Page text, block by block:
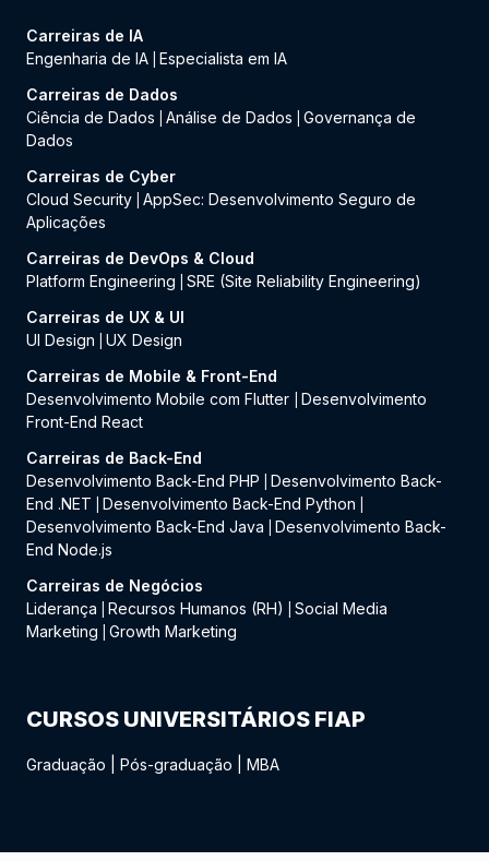
Carreiras de IA
Engenharia de IA Especialista em IA
Carreiras de Dados
Ciência de Dados
Análise de Dados
Governança de
Dados
Carreiras de Cyber
Cloud Security AppSec: Desenvolvimento Seguro de
Aplicações
Carreiras de DevOps & Cloud
Platform Engineering
SRE (Site Reliability Engineering)
Carreiras de UX & UI
UI Design
UX Design
Carreiras de Mobile & Front-End
Desenvolvimento Mobile com Flutter
Desenvolvimento
Front-End React
Carreiras de Back-End
Desenvolvimento Back-End PHP
Desenvolvimento Back-
End .NET
Desenvolvimento Back-End Python
Desenvolvimento Back-End Java
Desenvolvimento Back-
End Node.js
Carreiras de Negócios
Liderança
Recursos Humanos (RH)
Social Media
Marketing
Growth Marketing
CURSOS UNIVERSITÁRIOS FIAP
Graduação Pós-graduação MBA